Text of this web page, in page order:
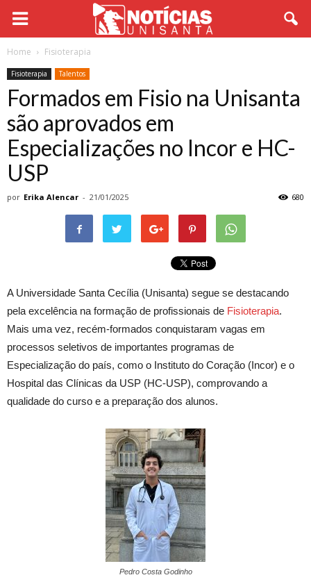
Home Fisioterapia
Fisioterapia Talentos
Formados em Fisio na Unisanta
são aprovados em
Especializações no Incor e HC-
USP
por Erika Alencar - 21/01/2025 680
A Universidade Santa Cecília (Unisanta) segue se destacando
pela excelência na formação de profissionais de Fisioterapia.
Mais uma vez, recém-formados conquistaram vagas em
processos seletivos de importantes programas de
Especialização do país, como o Instituto do Coração (Incor) e o
Hospital das Clínicas da USP (HC-USP), comprovando a
qualidade do curso e a preparação dos alunos.
Pedro Costa Godinho